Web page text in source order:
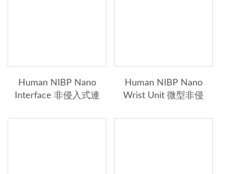
腦神經研究系統
非侵入式血壓分析
Human NIBP Nano
Interface 非侵入式連
Human NIBP Nano
Wrist Unit 微型非侵